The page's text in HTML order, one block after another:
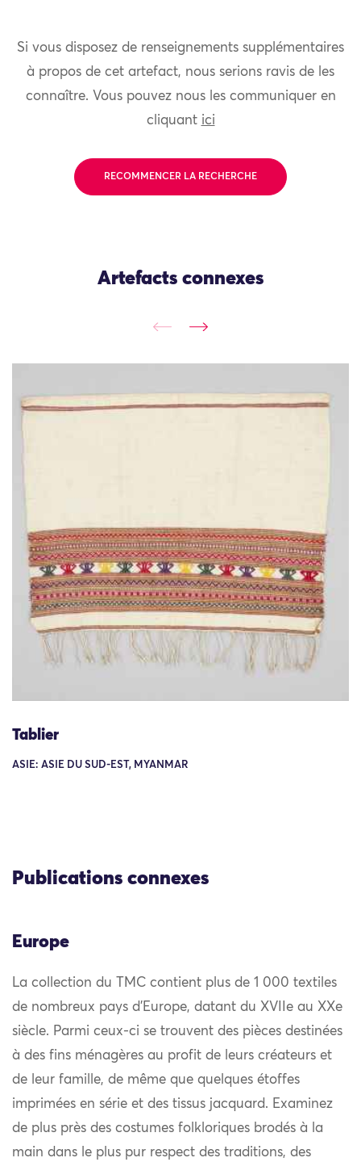
Si vous disposez de renseignements supplémentaires
à propos de cet artefact, nous serions ravis de les
connaître. Vous pouvez nous les communiquer en
cliquant ici
RECOMMENCER LA RECHERCHE
Artefacts connexes
Tablier
ASIE: ASIE DU SUD-EST, MYANMAR
Publications connexes
Europe
La collection du TMC contient plus de 1 000 textiles
de nombreux pays d’Europe, datant du XVIIe au XXe
siècle. Parmi ceux-ci se trouvent des pièces destinées
à des fins ménagères au profit de leurs créateurs et
de leur famille, de même que quelques étoffes
imprimées en série et des tissus jacquard. Examinez
de plus près des costumes folkloriques brodés à la
main dans le plus pur respect des traditions, des